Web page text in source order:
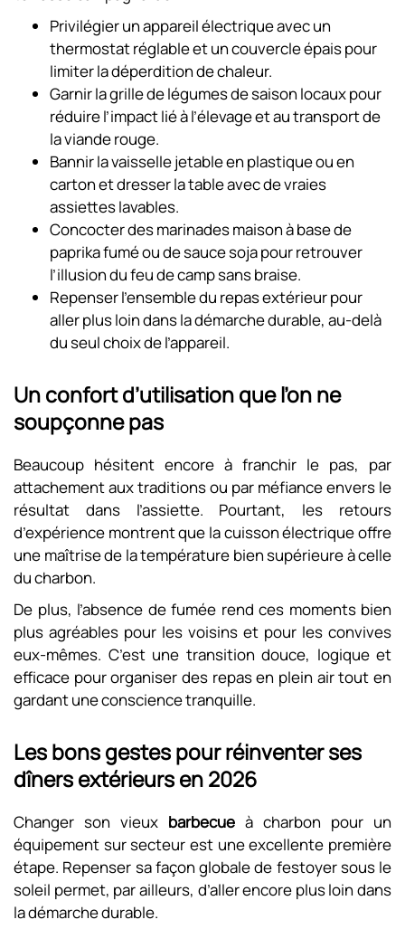
Privilégier un appareil électrique avec un
thermostat réglable et un couvercle épais pour
limiter la déperdition de chaleur.
Garnir la grille de légumes de saison locaux pour
réduire l’impact lié à l’élevage et au transport de
la viande rouge.
Bannir la vaisselle jetable en plastique ou en
carton et dresser la table avec de vraies
assiettes lavables.
Concocter des marinades maison à base de
paprika fumé ou de sauce soja pour retrouver
l’illusion du feu de camp sans braise.
Repenser l’ensemble du repas extérieur pour
aller plus loin dans la démarche durable, au-delà
du seul choix de l’appareil.
Un confort d’utilisation que l’on ne
soupçonne pas
Beaucoup hésitent encore à franchir le pas, par
attachement aux traditions ou par méfiance envers le
résultat dans l’assiette. Pourtant, les retours
d’expérience montrent que la cuisson électrique offre
une maîtrise de la température bien supérieure à celle
du charbon.
De plus, l’absence de fumée rend ces moments bien
plus agréables pour les voisins et pour les convives
eux-mêmes. C’est une transition douce, logique et
efficace pour organiser des repas en plein air tout en
gardant une conscience tranquille.
Les bons gestes pour réinventer ses
dîners extérieurs en 2026
Changer son vieux barbecue à charbon pour un
équipement sur secteur est une excellente première
étape. Repenser sa façon globale de festoyer sous le
soleil permet, par ailleurs, d’aller encore plus loin dans
la démarche durable.